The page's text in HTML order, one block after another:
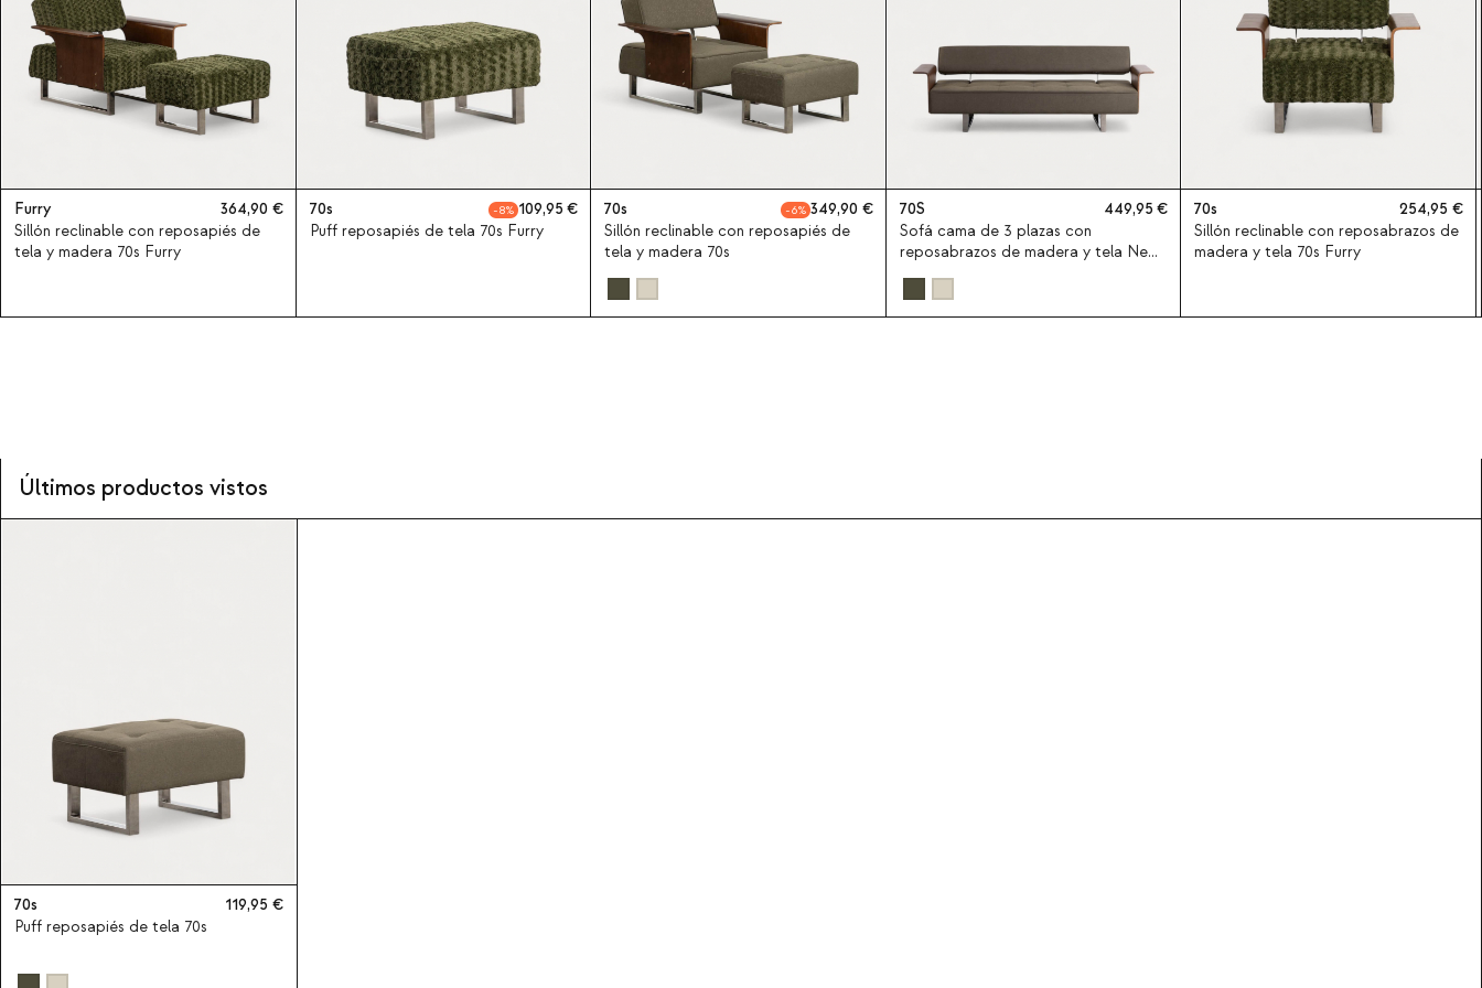
Furry
364,90
Sillón reclinable con reposapiés de
tela y madera 70s Furry
70s 8
109,95
Puff reposapiés de tela 70s Furry
70s 6
349,90
Sillón reclinable con reposapiés de
tela y madera 70s
70S
449,95
Sofá cama de 3 plazas con
reposabrazos de madera y tela New
70S
70s
254,95
Sillón reclinable con reposabrazos de
madera y tela 70s Furry
Últimos productos vistos
70s
119,95
Puff reposapiés de tela 70s